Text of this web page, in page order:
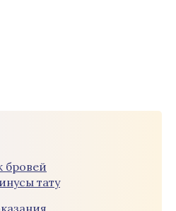
бровей
тату